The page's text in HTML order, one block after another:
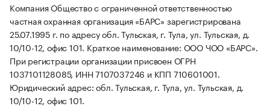
Компания Общество с ограниченной ответственностью
частная охранная организация «БАРС» зарегистрирована
25.07.1995 г. по адресу обл. Тульская, г. Тула, ул. Тульская, д.
10/10-12, офис 101. Краткое наименование: ООО ЧОО «БАРС».
При регистрации организации присвоен ОГРН
1037101128085, ИНН 7107037246 и КПП 710601001.
Юридический адрес: обл. Тульская, г. Тула, ул. Тульская, д.
10/10-12, офис 101.